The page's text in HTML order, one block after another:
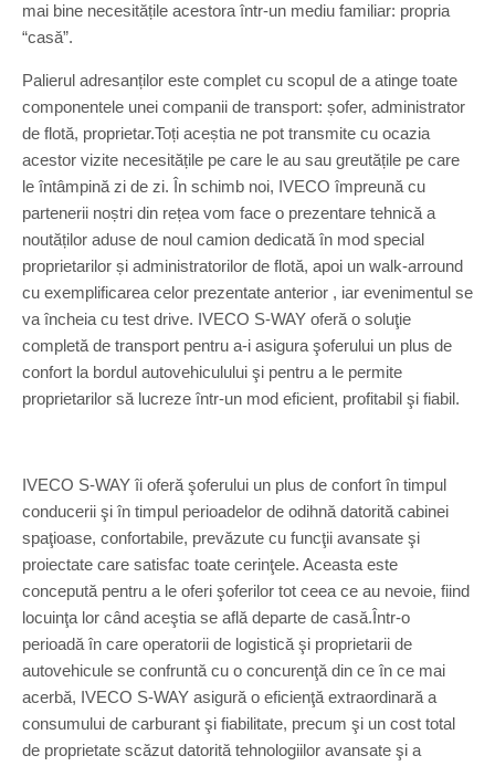
mai bine necesitățile acestora într-un mediu familiar: propria
“casă”.
Palierul adresanților este complet cu scopul de a atinge toate
componentele unei companii de transport: șofer, administrator
de flotă, proprietar.Toți aceștia ne pot transmite cu ocazia
acestor vizite necesitățile pe care le au sau greutățile pe care
le întâmpină zi de zi. În schimb noi, IVECO împreună cu
partenerii noștri din rețea vom face o prezentare tehnică a
noutăților aduse de noul camion dedicată în mod special
proprietarilor și administratorilor de flotă, apoi un walk-arround
cu exemplificarea celor prezentate anterior , iar evenimentul se
va încheia cu test drive. IVECO S-WAY oferă o soluţie
completă de transport pentru a-i asigura şoferului un plus de
confort la bordul autovehiculului şi pentru a le permite
proprietarilor să lucreze într-un mod eficient, profitabil şi fiabil.
IVECO S-WAY îi oferă şoferului un plus de confort în timpul
conducerii şi în timpul perioadelor de odihnă datorită cabinei
spaţioase, confortabile, prevăzute cu funcţii avansate şi
proiectate care satisfac toate cerinţele. Aceasta este
concepută pentru a le oferi şoferilor tot ceea ce au nevoie, fiind
locuinţa lor când aceştia se află departe de casă.Într-o
perioadă în care operatorii de logistică şi proprietarii de
autovehicule se confruntă cu o concurenţă din ce în ce mai
acerbă, IVECO S-WAY asigură o eficienţă extraordinară a
consumului de carburant şi fiabilitate, precum şi un cost total
de proprietate scăzut datorită tehnologiilor avansate şi a